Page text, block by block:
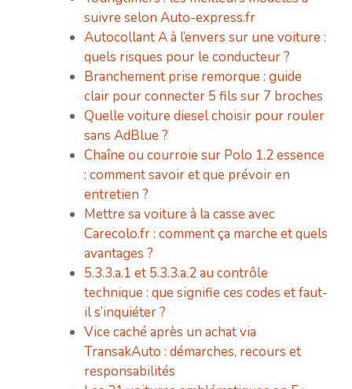
suivre selon Auto-express.fr
Autocollant A à l’envers sur une voiture :
quels risques pour le conducteur ?
Branchement prise remorque : guide
clair pour connecter 5 fils sur 7 broches
Quelle voiture diesel choisir pour rouler
sans AdBlue ?
Chaîne ou courroie sur Polo 1.2 essence
: comment savoir et que prévoir en
entretien ?
Mettre sa voiture à la casse avec
Carecolo.fr : comment ça marche et quels
avantages ?
5.3.3.a.1 et 5.3.3.a.2 au contrôle
technique : que signifie ces codes et faut-
il s’inquiéter ?
Vice caché après un achat via
TransakAuto : démarches, recours et
responsabilités